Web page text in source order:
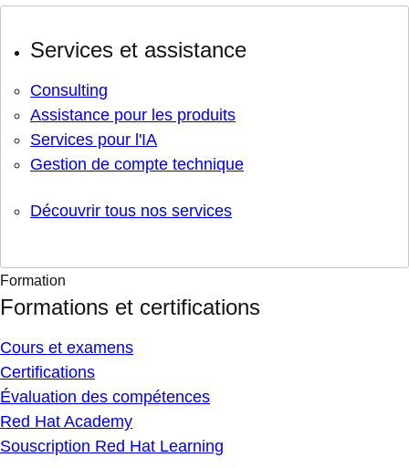
Services et assistance
Consulting
Assistance pour les produits
Services pour l'IA
Gestion de compte technique
Découvrir tous nos services
Formation
Formations et certifications
Cours et examens
Certifications
Évaluation des compétences
Red Hat Academy
Souscription Red Hat Learning